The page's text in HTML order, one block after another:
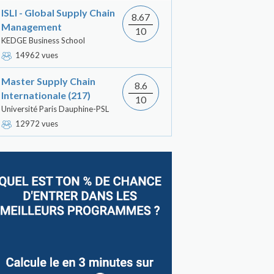
ISLI - Global Supply Chain
Management
KEDGE Business School
14962 vues
8.67
10
Master Supply Chain
Internationale (217)
Université Paris Dauphine-PSL
12972 vues
8.6
10